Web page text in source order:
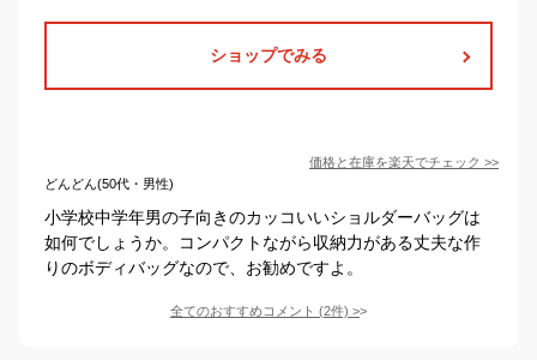
ショップでみる
価格と在庫を楽天でチェック >>
どんどん(50代・男性)
小学校中学年男の子向きのカッコいいショルダーバッグは
如何でしょうか。コンパクトながら収納力がある丈夫な作
りのボディバッグなので、お勧めですよ。
全てのおすすめコメント (2件) >